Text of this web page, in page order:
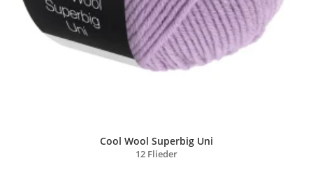
Cool Wool Superbig Uni
12 Flieder